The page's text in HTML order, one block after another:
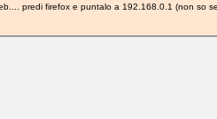
predi firefox e puntalo a 192.168.0.1 (non so